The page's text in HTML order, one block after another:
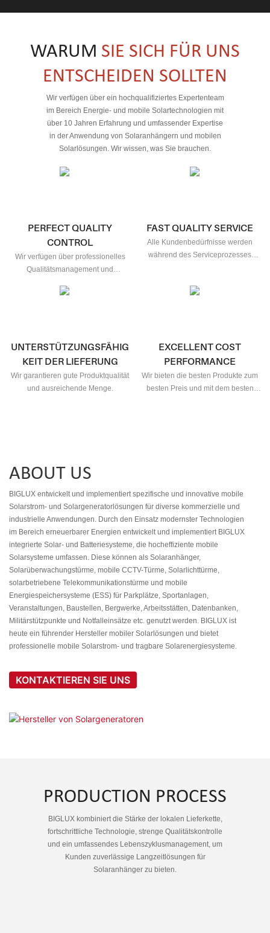
WARUM SIE SICH FÜR UNS
ENTSCHEIDEN SOLLTEN
Wir verfügen über ein hochqualifiziertes Expertenteam
im Bereich Energie- und mobile Solartechnologien mit
über 10 Jahren Erfahrung und umfassender Expertise
in der Anwendung von Solaranhängern und mobilen
Solarlösungen. Wir wissen, was Sie brauchen.
PERFECT QUALITY
CONTROL
Wir verfügen über professionelles
Qualitätsmanagement und
FAST QUALITY SERVICE
Alle Kundenbedürfnisse werden
während des Serviceprozesses
UNTERSTÜTZUNGSFÄHIG
KEIT DER LIEFERUNG
Wir garantieren gute Produktqualität
und ausreichende Menge.
EXCELLENT COST
PERFORMANCE
Wir bieten die besten Produkte zum
besten Preis und mit dem besten
ABOUT US
BIGLUX entwickelt und implementiert spezifische und innovative mobile
Solarstrom- und Solargeneratorlösungen für diverse kommerzielle und
industrielle Anwendungen. Durch den Einsatz modernster Technologien
im Bereich erneuerbarer Energien entwickelt und implementiert BIGLUX
integrierte Solar- und Batteriesysteme, die hocheffiziente mobile
Solarsysteme umfassen. Diese können als Solaranhänger,
Solarüberwachungstürme, mobile CCTV-Türme, Solarlichttürme,
solarbetriebene Telekommunikationstürme und mobile
Energiespeichersysteme (ESS) für Parkplätze, Sportanlagen,
Veranstaltungen, Baustellen, Bergwerke, Arbeitsstätten, Datenbanken,
Militärstützpunkte und Notfalleinsätze etc. genutzt werden. BIGLUX ist
heute ein führender Hersteller mobiler Solarlösungen und bietet
professionelle mobile Solarstrom- und tragbare Solarenergiesysteme.
KONTAKTIEREN SIE UNS
PRODUCTION PROCESS
BIGLUX kombiniert die Stärke der lokalen Lieferkette,
fortschrittliche Technologie, strenge Qualitätskontrolle
und ein umfassendes Lebenszyklusmanagement, um
Kunden zuverlässige Langzeitlösungen für
Solaranhänger zu bieten.